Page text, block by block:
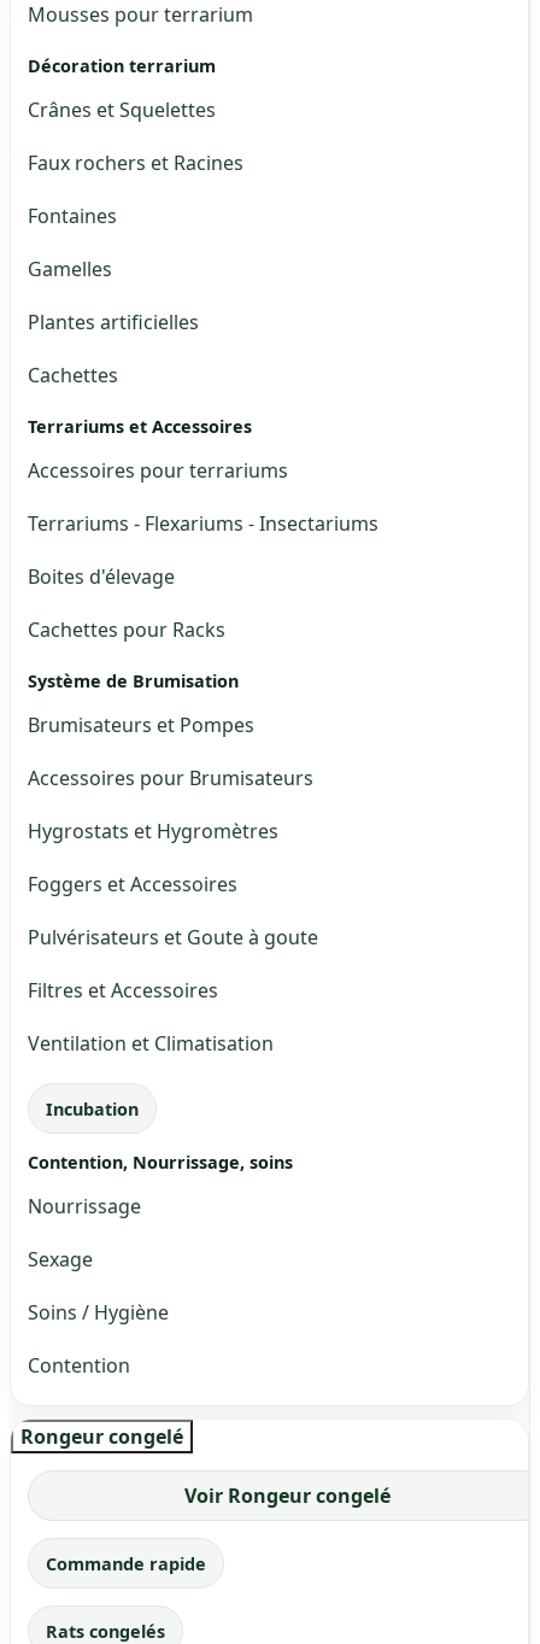
Mousses pour terrarium
Décoration terrarium
Crânes et Squelettes
Faux rochers et Racines
Fontaines
Gamelles
Plantes artificielles
Cachettes
Terrariums et Accessoires
Accessoires pour terrariums
Terrariums - Flexariums - Insectariums
Boites d'élevage
Cachettes pour Racks
Système de Brumisation
Brumisateurs et Pompes
Accessoires pour Brumisateurs
Hygrostats et Hygromètres
Foggers et Accessoires
Pulvérisateurs et Goute à goute
Filtres et Accessoires
Ventilation et Climatisation
Incubation
Contention, Nourrissage, soins
Nourrissage
Sexage
Soins / Hygiène
Contention
Rongeur congelé
Voir Rongeur congelé
Commande rapide
Rats congelés